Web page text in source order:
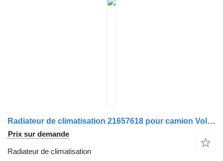
Radiateur de climatisation 21657618 pour camion Volvo
Prix sur demande
Radiateur de climatisation